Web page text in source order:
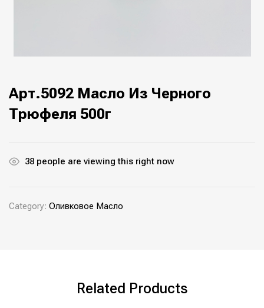
Арт.5092 Масло Из Черного
Трюфеля 500г
38 people are viewing this right now
Category: Оливковое Масло
Related Products